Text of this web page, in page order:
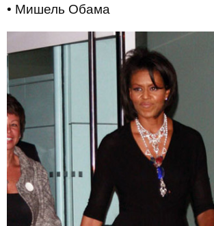
• Мишель Обама